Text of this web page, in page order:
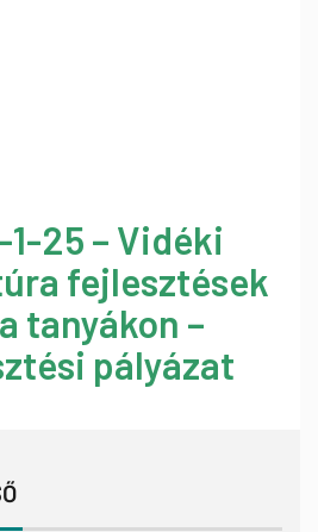
25 – Vidéki
fejlesztések
tanyákon –
pályázat